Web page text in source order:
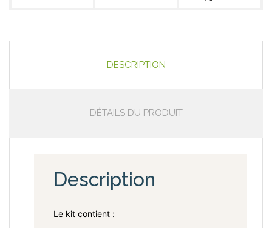
DESCRIPTION
DÉTAILS DU PRODUIT
Description
Le kit contient :